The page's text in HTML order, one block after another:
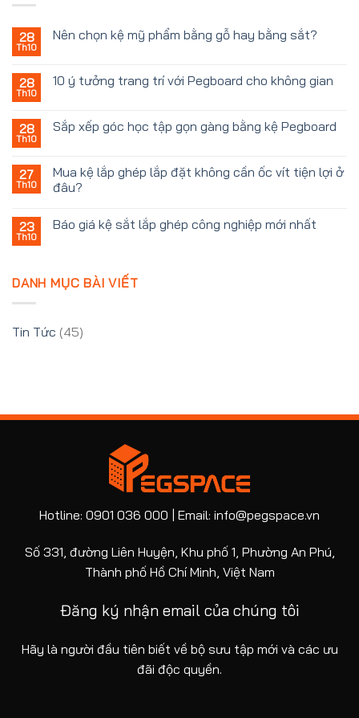
28
Th10
Nên chọn kệ mỹ phẩm bằng gỗ hay bằng sắt?
28
Th10
10 ý tưởng trang trí với Pegboard cho không gian
28
Th10
Sắp xếp góc học tập gọn gàng bằng kệ Pegboard
27
Th10
Mua kệ lắp ghép lắp đặt không cần ốc vít tiện lợi ở
đâu?
23
Th10
Báo giá kệ sắt lắp ghép công nghiệp mới nhất
DANH MỤC BÀI VIẾT
Tin Tức (45)
Hotline: 0901 036 000 | Email: info@pegspace.vn
Số 331, đường Liên Huyện, Khu phố 1, Phường An Phú,
Thành phố Hồ Chí Minh, Việt Nam
Đăng ký nhận email của chúng tôi
Hãy là người đầu tiên biết về bộ sưu tập mới và các ưu
đãi độc quyền.